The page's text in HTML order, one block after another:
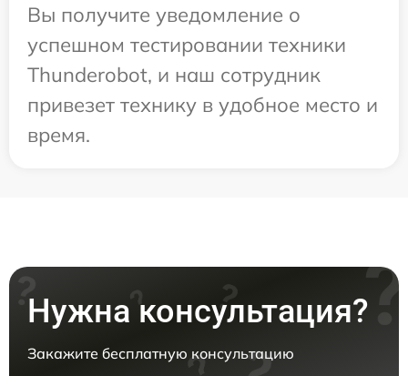
Вы получите уведомление о
успешном тестировании техники
Thunderobot, и наш сотрудник
привезет технику в удобное место и
время.
Нужна консультация?
Закажите бесплатную консультацию